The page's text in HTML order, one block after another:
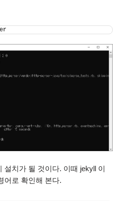
설치가 될 것이다. 이때 jekyll 이
어로 확인해 본다.